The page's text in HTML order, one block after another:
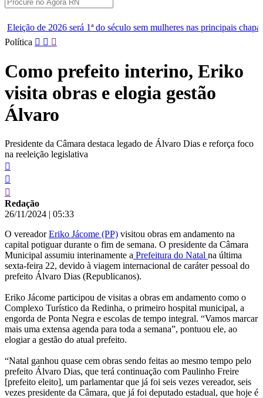
do século sem mulheres nas principais chapas
Renan diz que
Pular
conteúdo
Política
Como prefeito interino, Eriko
visita obras e elogia gestão
Álvaro
Presidente da Câmara destaca legado de Álvaro Dias e reforça foco
na reeleição legislativa
Redação
26/11/2024 | 05:33
O vereadorEriko Jácome (PP) visitou obras em andamento na
capital potiguar durante o fim de semana. O presidente da Câmara
Municipal assumiu interinamente a Prefeitura do Natal na última
sexta-feira 22, devido à viagem internacional de caráter pessoal do
prefeito Álvaro Dias (Republicanos).
Eriko Jácome participou de visitas a obras em andamento como o
Complexo Turístico da Redinha, o primeiro hospital municipal, a
engorda de Ponta Negra e escolas de tempo integral. “Vamos marcar
mais uma extensa agenda para toda a semana”, pontuou ele, ao
elogiar a gestão do atual prefeito.
“Natal ganhou quase cem obras sendo feitas ao mesmo tempo pelo
prefeito Álvaro Dias, que terá continuação com Paulinho Freire
[prefeito eleito], um parlamentar que já foi seis vezes vereador, seis
vezes presidente da Câmara, que já foi deputado estadual, que hoje é